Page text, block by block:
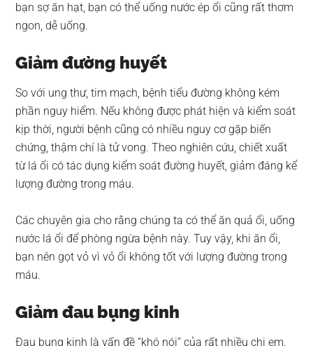
bạn sợ ăn hạt, bạn có thể uống nước ép ổi cũng rất thơm
ngon, dễ uống.
Giảm đường huyết
So với ung thư, tim mạch, bệnh tiểu đường không kém
phần nguy hiểm. Nếu không được phát hiện và kiểm soát
kịp thời, người bệnh cũng có nhiều nguy cơ gặp biến
chứng, thậm chí là tử vong. Theo nghiên cứu, chiết xuất
từ lá ổi có tác dụng kiểm soát đường huyết, giảm đáng kể
lượng đường trong máu.
Các chuyên gia cho rằng chúng ta có thể ăn quả ổi, uống
nước lá ổi để phòng ngừa bệnh này. Tuy vậy, khi ăn ổi,
bạn nên gọt vỏ vì vỏ ổi không tốt với lượng đường trong
máu.
Giảm đau bụng kinh
Đau bụng kinh là vấn đề “khó nói” của rất nhiều chị em.